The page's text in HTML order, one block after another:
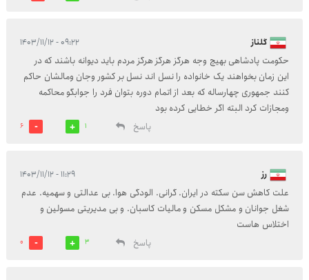
گلناز ۰۹:۲۲ - ۱۴۰۳/۱۱/۱۲
حکومت پادشاهی بهیچ وجه هرگز هرگز هرگز مردم باید دیوانه باشند که در
این زمان بخواهند یک خانواده را نسل اند نسل بر کشور وجان ومالشان حاکم
کنند جمهوری چهارساله که بعد از اتمام دوره بتوان فرد را جوابگو محاکمه
ومجازات کرد البته اگر خطایی کرده بود
پاسخ
1
6
رز ۱۱:۲۹ - ۱۴۰۳/۱۱/۱۲
علت کاهش سن سکته در ایران. گرانی. الودگی هوا. بی عدالتی و سهمیه. عدم
شغل جوانان و مشکل مسکن و مالیات کاسبان. و بی مدیریتی مسولین و
اختلاس هاست
پاسخ
3
0